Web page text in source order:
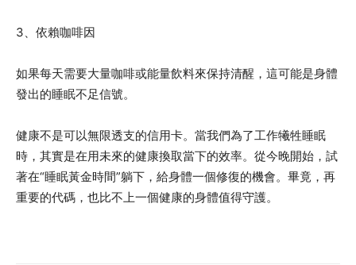
3、依賴咖啡因
如果每天需要大量咖啡或能量飲料來保持清醒，這可能是身體
發出的睡眠不足信號。
健康不是可以無限透支的信用卡。當我們為了工作犧牲睡眠
時，其實是在用未來的健康換取當下的效率。從今晚開始，試
著在“睡眠黃金時間”躺下，給身體一個修復的機會。畢竟，再
重要的代碼，也比不上一個健康的身體值得守護。